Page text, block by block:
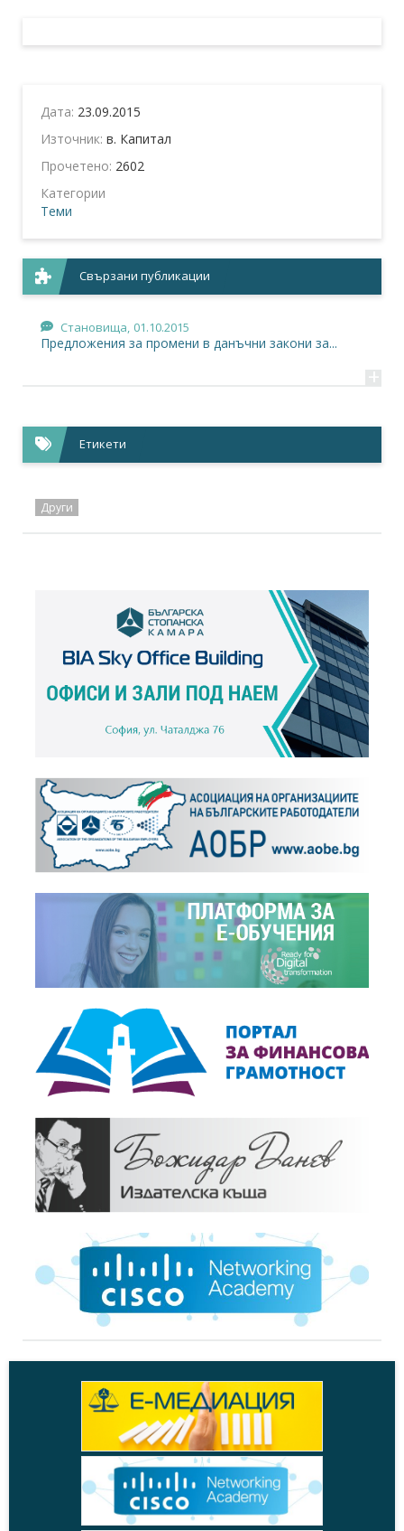
Дата: 23.09.2015
Източник: в. Капитал
Прочетено: 2602
Категории
Теми
Свързани публикации
Становища, 01.10.2015
Предложения за промени в данъчни закони за...
+
Етикети
Други